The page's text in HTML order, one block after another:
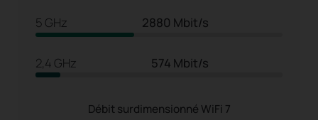
5 GHz 2880 Mbit/s
2,4 GHz 574 Mbit/s
Débit surdimensionné WiFi 7